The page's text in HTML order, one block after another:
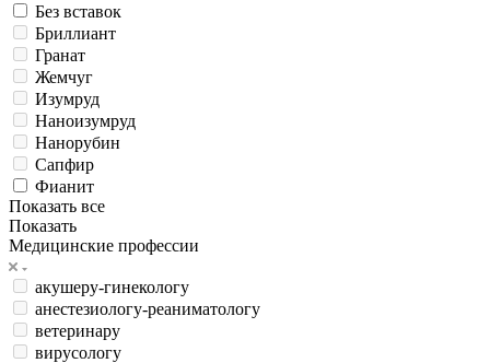
Без вставок
Бриллиант
Гранат
Жемчуг
Изумруд
Наноизумруд
Нанорубин
Сапфир
Фианит
Показать все
Показать
Медицинские профессии
акушеру-гинекологу
анестезиологу-реаниматологу
ветеринару
вирусологу